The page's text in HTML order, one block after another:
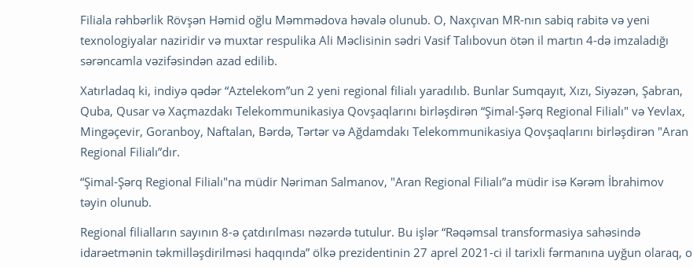
Filiala rəhbərlik Rövşən Həmid oğlu Məmmədova həvalə olunub. O, Naxçıvan MR-nın sabiq rabitə və yeni
texnologiyalar naziridir və muxtar respulika Ali Məclisinin sədri Vasif Talıbovun ötən il martın 4-də imzaladığı
sərəncamla vəzifəsindən azad edilib.
Xatırladaq ki, indiyə qədər “Aztelekom”un 2 yeni regional filialı yaradılıb. Bunlar Sumqayıt, Xızı, Siyəzən, Şabran,
Quba, Qusar və Xaçmazdakı Telekommunikasiya Qovşaqlarını birləşdirən “Şimal-Şərq Regional Filialı" və Yevlax,
Mingəçevir, Goranboy, Naftalan, Bərdə, Tərtər və Ağdamdakı Telekommunikasiya Qovşaqlarını birləşdirən "Aran
Regional Filialı”dır.
“Şimal-Şərq Regional Filialı"na müdir Nəriman Salmanov, "Aran Regional Filialı”a müdir isə Kərəm İbrahimov
təyin olunub.
Regional filialların sayının 8-ə çatdırılması nəzərdə tutulur. Bu işlər “Rəqəmsal transformasiya sahəsində
idarəetmənin təkmilləşdirilməsi haqqında” ölkə prezidentinin 27 aprel 2021-ci il tarixli fərmanına uyğun olaraq, o